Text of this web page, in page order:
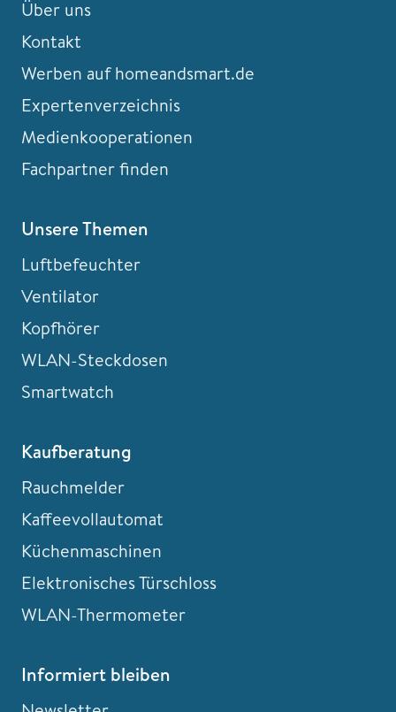
Über uns
Kontakt
Werben auf homeandsmart.de
Expertenverzeichnis
Medienkooperationen
Fachpartner finden
Unsere Themen
Luftbefeuchter
Ventilator
Kopfhörer
WLAN-Steckdosen
Smartwatch
Kaufberatung
Rauchmelder
Kaffeevollautomat
Küchenmaschinen
Elektronisches Türschloss
WLAN-Thermometer
Informiert bleiben